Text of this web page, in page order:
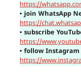
https://
▪ join WhatsApp
https://
▪ subscribe
https://
▪ follow Instagram
https://